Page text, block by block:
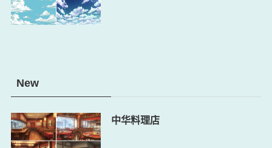
New
中华料理店